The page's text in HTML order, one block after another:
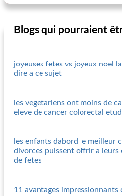
Blogs qui pourraient
joyeuses fetes vs joyeux noel
dire a ce sujet
les vegetariens ont moins de
eleve de cancer colorectal
les enfants dabord le meilleur
divorces puissent offrir a leurs
de fetes
11 avantages impressionnants